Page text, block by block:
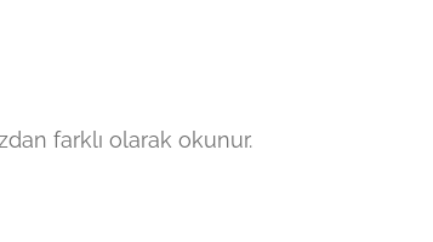
farklı olarak okunur.